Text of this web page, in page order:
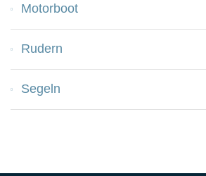
Motorboot
Rudern
Segeln